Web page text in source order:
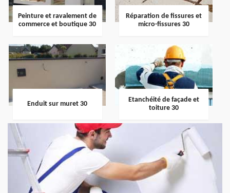
Peinture et ravalement de
commerce et boutique 30
Réparation de fissures et
micro-fissures 30
Enduit sur muret 30
Etanchéité de façade et
toiture 30